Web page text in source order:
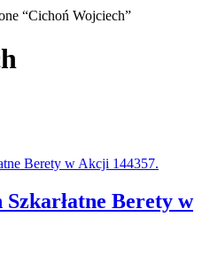
“Cichoń Wojciech”
Berety w